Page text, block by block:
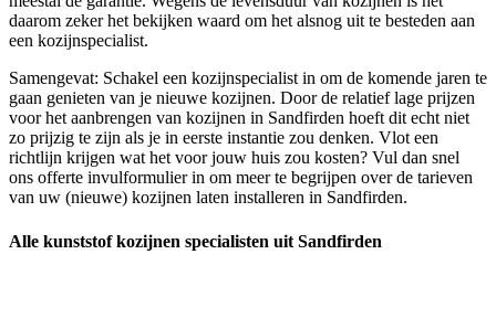
daarom zeker het bekijken waard om het alsnog uit te besteden aan
een kozijnspecialist.
Samengevat: Schakel een kozijnspecialist in om de komende jaren te
gaan genieten van je nieuwe kozijnen. Door de relatief lage prijzen
voor het aanbrengen van kozijnen in Sandfirden hoeft dit echt niet
zo prijzig te zijn als je in eerste instantie zou denken. Vlot een
richtlijn krijgen wat het voor jouw huis zou kosten? Vul dan snel
ons offerte invulformulier in om meer te begrijpen over de tarieven
van uw (nieuwe) kozijnen laten installeren in Sandfirden.
Alle kunststof kozijnen specialisten uit Sandfirden